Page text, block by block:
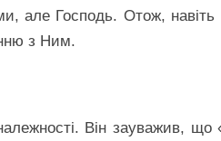
але Господь. Отож,
з Ним.
Він зауважив,